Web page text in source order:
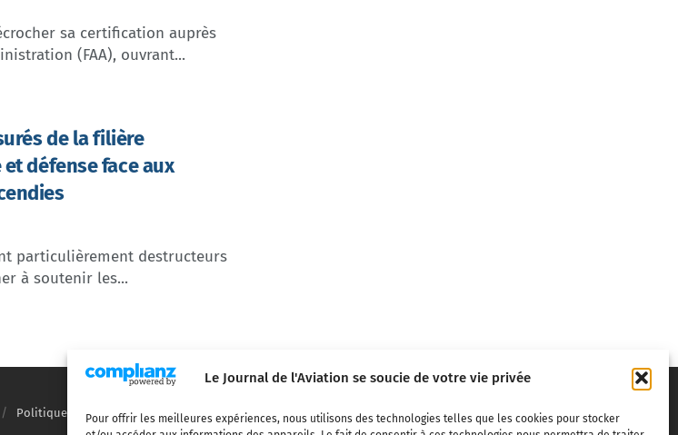
Le Journal de l'Aviation se soucie de votre vie privée
Pour offrir les meilleures expériences, nous utilisons des technologies telles que les cookies pour stocker
sa certification auprès
(FAA), ouvrant...
de la filière
défense face aux
particulièrement destructeurs
à soutenir les...
Politique de confidentialité